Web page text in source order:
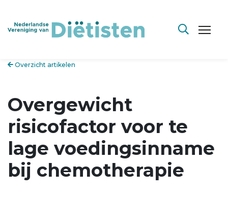
Overzicht artikelen
Overgewicht
risicofactor voor te
lage voedingsinname
bij chemotherapie